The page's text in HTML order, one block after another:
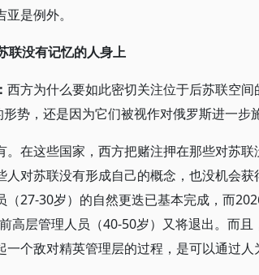
是例外。
联没有记忆的人身上
西方为什么要如此密切关注位于后苏联空
形势，还是因为它们被视作对俄罗斯进一步
。在这些国家，西方把赌注押在那些对苏
人对苏联没有形成自己的概念，也没机会
（27-30岁）的自然更迭已基本完成，而
高层管理人员（40-50岁）又将退出。而
个敌对精英管理层的过程，是可以通过人